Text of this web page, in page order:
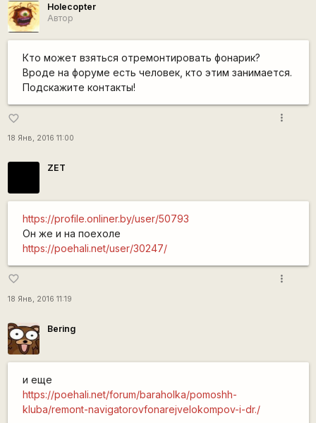
Holecopter
Автор
Кто может взяться отремонтировать фонарик?
Вроде на форуме есть человек, кто этим занимается.
Подскажите контакты!
favorite_border
18 Янв, 2016 11:00
more_vert
ZET
https://profile.onliner.by/user/50793
Он же и на поехоле
https://poehali.net/user/30247/
favorite_border
18 Янв, 2016 11:19
more_vert
Bering
и еще
https://poehali.net/forum/baraholka/pomoshh-
kluba/remont-navigatorovfonarejvelokompov-i-dr./